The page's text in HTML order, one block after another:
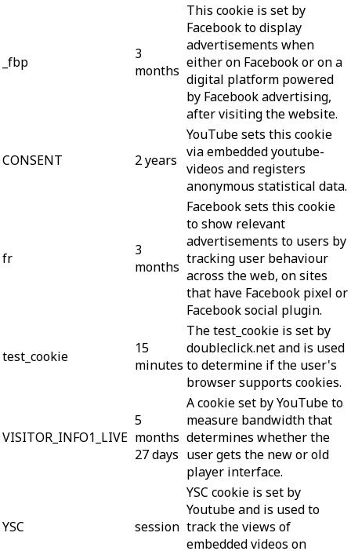
_fbp
3
months
This cookie is set by
Facebook to display
advertisements when
either on Facebook or on a
digital platform powered
by Facebook advertising,
after visiting the website.
CONSENT 2 years
YouTube sets this cookie
via embedded youtube-
videos and registers
anonymous statistical data.
fr
3
months
Facebook sets this cookie
to show relevant
advertisements to users by
tracking user behaviour
across the web, on sites
that have Facebook pixel or
Facebook social plugin.
test_cookie
15
minutes
The test_cookie is set by
doubleclick.net and is used
to determine if the user's
browser supports cookies.
VISITOR_INFO1_LIVE
5
months
27 days
A cookie set by YouTube to
measure bandwidth that
determines whether the
user gets the new or old
player interface.
YSC session
YSC cookie is set by
Youtube and is used to
track the views of
embedded videos on